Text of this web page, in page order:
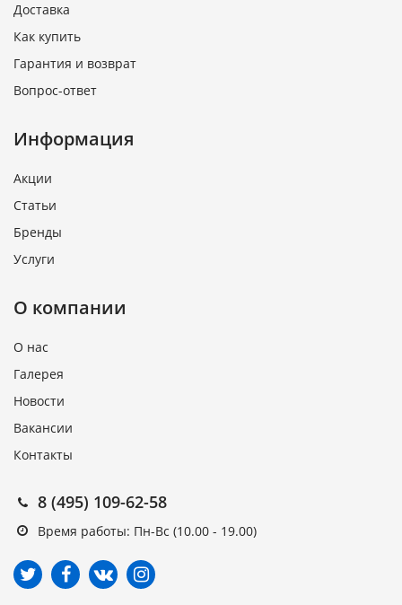
Доставка
Как купить
Гарантия и возврат
Вопрос-ответ
Информация
Акции
Статьи
Бренды
Услуги
О компании
О нас
Галерея
Новости
Вакансии
Контакты
8 (495) 109-62-58
Время работы: Пн-Вс (10.00 - 19.00)